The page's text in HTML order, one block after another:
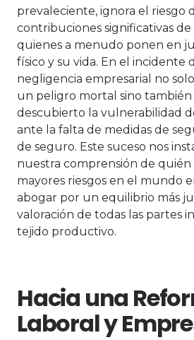
prevaleciente, ignora el riesgo
contribuciones significativas de
quienes a menudo ponen en
físico y su vida. En el incidente
negligencia empresarial no
un peligro mortal sino también
descubierto la vulnerabilidad
ante la falta de medidas de
de seguro. Este suceso nos
nuestra comprensión de
mayores riesgos en el mundo
abogar por un equilibrio más
valoración de todas las partes
tejido productivo.
Hacia una
Laboral y